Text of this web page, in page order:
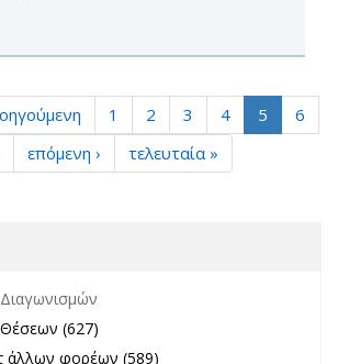
1 2 3 4 5
6
επόμενη › τελευταία »
Διαγωνισμών filter
Θέσεων filter
(627)
άλλων φορέων filter
άλλων φορέων (589)